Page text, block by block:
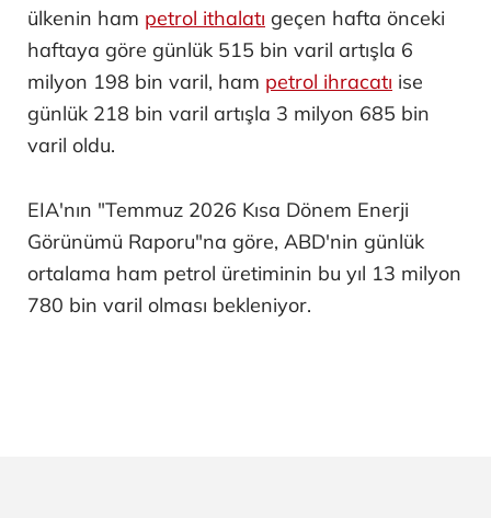
ülkenin ham petrol ithalatı geçen hafta önceki
haftaya göre günlük 515 bin varil artışla 6
milyon 198 bin varil, ham petrol ihracatı ise
günlük 218 bin varil artışla 3 milyon 685 bin
varil oldu.
EIA'nın "Temmuz 2026 Kısa Dönem Enerji
Görünümü Raporu"na göre, ABD'nin günlük
ortalama ham petrol üretiminin bu yıl 13 milyon
780 bin varil olması bekleniyor.